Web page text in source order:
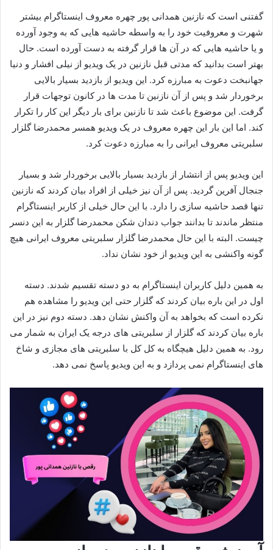
گفتنی است که نازنین همدانی پور چهره معروف اینستاگرام بیشتر
شهرت و معروفیت خود را به واسطه حاشیه‌ هایی که به وجود آورده
و یا حاشیه هایی که در آن ها قرار گرفته به دست آورده است. حال
بهتر است بدانید که مدتی قبل نازنین در یک ویدیو از نیلی افشار و دنیا
جهانبخت دعوت به مبارزه کرد. این ویدیو از بازدید بسیار بالایی
برخوردار شد و پس از آن نازنین تا مدت‌ ها در کانون توجهات قرار
گرفت. این موضوع باعث شد تا نازنین برای بار دیگر این کار را تکرار
کند. اما این بار این چهره معروف در یک ویدیو همسر محمدرضا گلزار
سلبریتی معروف ایرانی را به مبارزه دعوت کرد.
این ویدیو پس از انتشار از بازدید بسیار بالایی برخوردار شد و بسیار
جنجال آفرین گردید. پس از آن نیز خیلی از افراد بیان کردند که نازنین
تنها قصد حاشیه سازی را دارد. با این حال خیلی از کاربر اینستاگرام
منتظر ماندند تا بدانند جواب دندان شکن محمدرضا گلزار به این دنسر
چیست. البته با این حال محمدرضا گلزار سلبریتی معروف ایرانی هیچ
گونه واکنشی به این ویدیو از خود نشان نداد.
به همین دلیل کاربران اینستاگرام به دو دسته تقسیم شدند. دسته
اول در این باره بیان کردند که گلزار حتی این ویدیو را مشاهده هم
نکرده است که بخواهد به آن واکنش نشان دهد. دسته دوم نیز در این
باره بیان کردند که گلزار از سلبریتی‌ های درجه یک ایران به شمار می‌
رود. به همین دلیل هیچگاه به کل کل با سلبریتی‌ های مجازی و شاخ‌
های اینستاگرام نمی‌ پردازد و به این ویدیو پاسخ نمی‌ دهد.